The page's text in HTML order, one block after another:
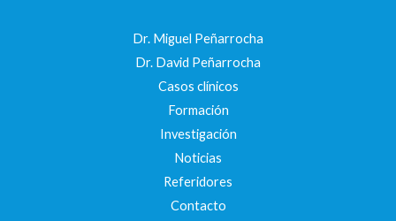
Dr. Miguel Peñarrocha
Dr. David Peñarrocha
Casos clínicos
Formación
Investigación
Noticias
Referidores
Contacto